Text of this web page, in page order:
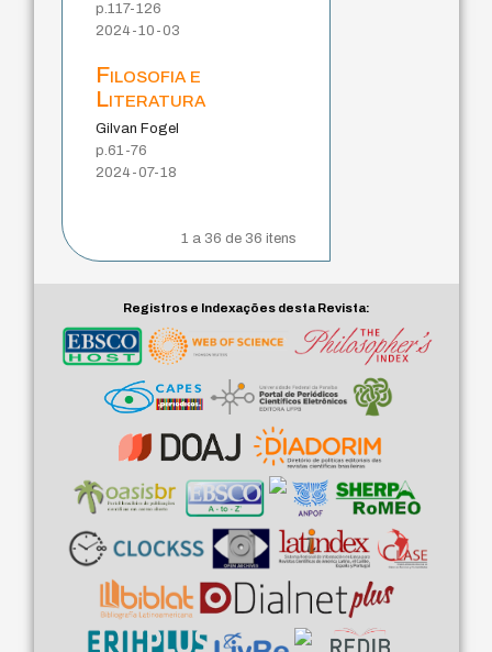
p.117-126
2024-10-03
Filosofia e
Literatura
Gilvan Fogel
p.61-76
2024-07-18
1 a 36 de 36 itens
Registros e Indexações desta Revista: